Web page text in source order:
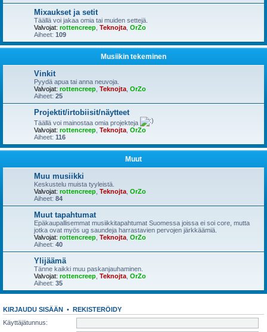
Mixaukset ja setit
Täällä voi jakaa omia tai muiden settejä.
Valvojat: rottencreep Teknojta OrZo
Aiheet: 109
Musiikin tekeminen
Vinkit
Pyydä apua tai anna neuvoja.
Valvojat: rottencreep Teknojta OrZo
Aiheet: 25
Projektit/irtobiisit/näytteet
Täällä voi mainostaa omia projekteja
Valvojat: rottencreep Teknojta OrZo
Aiheet: 116
Muut
Muu musiikki
Keskustelu muista tyyleistä.
Valvojat: rottencreep Teknojta OrZo
Aiheet: 84
Muut tapahtumat
Epäkaupallisemmat musiikkitapahtumat Suomessa joissa ei soi core, mutta
jotka ovat myös ug saundeja harrastavien pervojen järkkäämiä.
Valvojat: rottencreep Teknojta OrZo
Aiheet: 40
Ylijäämä
Tänne kaikki muu paskanjauhaminen.
Valvojat: rottencreep Teknojta OrZo
Aiheet: 35
KIRJAUDU SISÄÄN • REKISTERÖIDY
Käyttäjätunnus: